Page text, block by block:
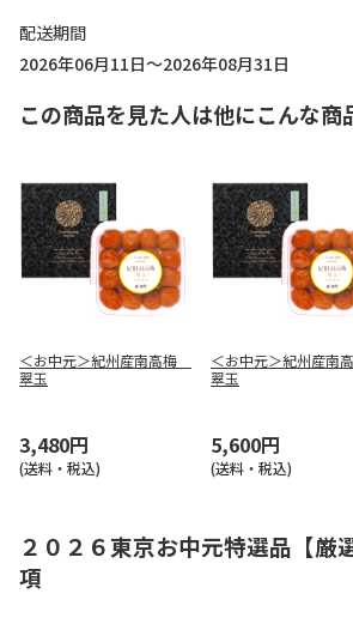
配送期間
2026年06月11日～2026年08月31日
この商品を見た人は他にこんな商
＜お中元＞紀州産南高梅
翠玉
3,480円
(送料・税込)
＜お中元＞紀州産南
翠玉
5,600円
(送料・税込)
２０２６東京お中元特選品【
項